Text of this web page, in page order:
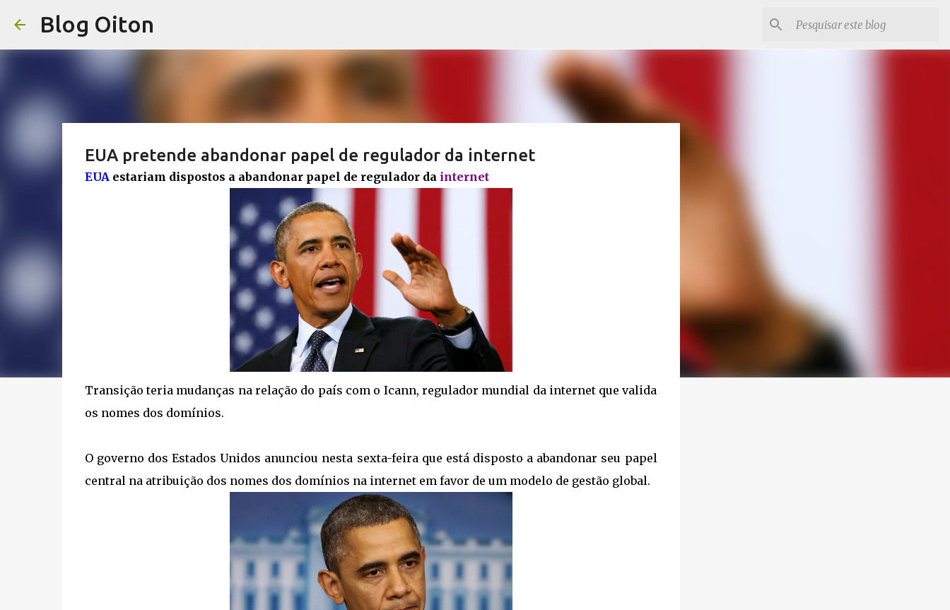
Blog Oiton
EUA pretende abandonar papel de regulador da internet
EUA estariam dispostos a abandonar papel de regulador da internet
Transição teria mudanças na relação do país com o Icann, regulador mundial da internet que valida
os nomes dos domínios.
O governo dos Estados Unidos anunciou nesta sexta-feira que está disposto a abandonar seu papel
central na atribuição dos nomes dos domínios na internet em favor de um modelo de gestão global.